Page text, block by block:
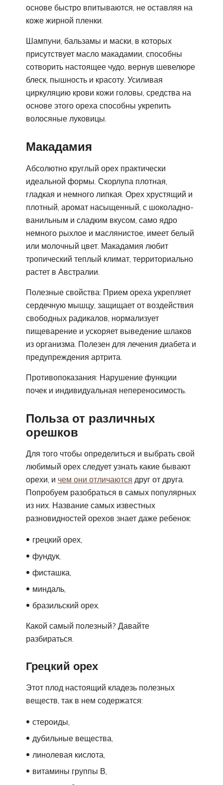
основе быстро впитываются, не оставляя на
коже жирной пленки.
Шампуни, бальзамы и маски, в которых
присутствует масло макадамии, способны
сотворить настоящее чудо, вернув шевелюре
блеск, пышность и красоту. Усиливая
циркуляцию крови кожи головы, средства на
основе этого ореха способны укрепить
волосяные луковицы.
Макадамия
Абсолютно круглый орех практически
идеальной формы. Скорлупа плотная,
гладкая и немного липкая. Орех хрустящий и
плотный, аромат насыщенный, с шоколадно-
ванильным и сладким вкусом, само ядро
немного рыхлое и маслянистое, имеет белый
или молочный цвет. Макадамия любит
тропический теплый климат, территориально
растет в Австралии.
Полезные свойства: Прием ореха укрепляет
сердечную мышцу, защищает от воздействия
свободных радикалов, нормализует
пищеварение и ускоряет выведение шлаков
из организма. Полезен для лечения диабета и
предупреждения артрита.
Противопоказания: Нарушение функции
почек и индивидуальная непереносимость.
Польза от различных
орешков
Для того чтобы определиться и выбрать свой
любимый орех следует узнать какие бывают
орехи, и чем они отличаются друг от друга.
Попробуем разобраться в самых популярных
из них. Название самых известных
разновидностей орехов знает даже ребенок:
грецкий орех,
фундук,
фисташка,
миндаль,
бразильский орех.
Какой самый полезный? Давайте
разбираться.
Грецкий орех
Этот плод настоящий кладезь полезных
веществ, так в нем содержатся:
стероиды,
дубильные вещества,
линолевая кислота,
витамины группы В,